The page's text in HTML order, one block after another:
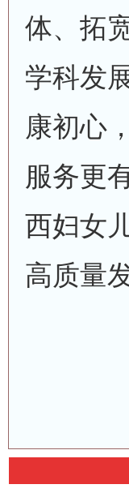
体、拓
学科发
康初心
服务更
西妇女
高质量